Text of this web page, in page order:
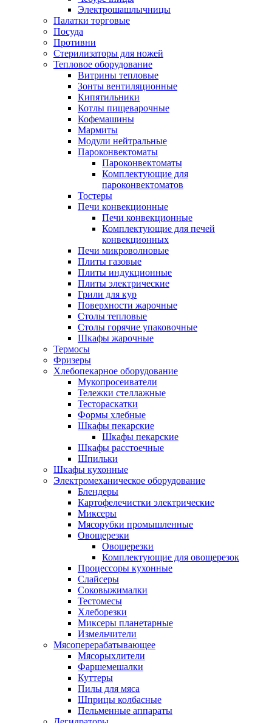
Электрошашлычницы
Палатки торговые
Посуда
Противни
Стерилизаторы для ножей
Тепловое оборудование
Витрины тепловые
Зонты вентиляционные
Кипятильники
Котлы пищеварочные
Кофемашины
Мармиты
Модули нейтральные
Пароконвектоматы
Пароконвектоматы
Комплектующие для
пароконвектоматов
Тостеры
Печи конвекционные
Печи конвекционные
Комплектующие для печей
конвекционных
Печи микроволновые
Плиты газовые
Плиты индукционные
Плиты электрические
Грили для кур
Поверхности жарочные
Столы тепловые
Столы горячие упаковочные
Шкафы жарочные
Термосы
Фризеры
Хлебопекарное оборудование
Мукопросеиватели
Тележки стеллажные
Тестораскатки
Формы хлебные
Шкафы пекарские
Шкафы пекарские
Шкафы расстоечные
Шпильки
Шкафы кухонные
Электромеханическое оборудование
Блендеры
Картофелечистки электрические
Миксеры
Мясорубки промышленные
Овощерезки
Овощерезки
Комплектующие для овощерезок
Процессоры кухонные
Слайсеры
Соковыжималки
Тестомесы
Хлеборезки
Миксеры планетарные
Измельчители
Мясоперерабатывающее
Мясорыхлители
Фаршемешалки
Куттеры
Пилы для мяса
Шприцы колбасные
Пельменные аппараты